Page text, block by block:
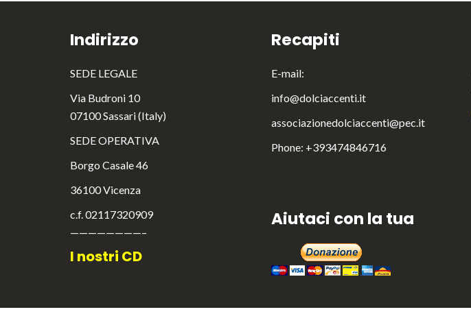
Indirizzo
SEDE LEGALE
Via Budroni 10
07100 Sassari (Italy)
SEDE OPERATIVA
Borgo Casale 46
36100 Vicenza
c.f. 02117320909
————————–
I nostri CD
Recapiti
E-mail:
info@dolciaccenti.it
associazionedolciaccenti@pec.it
Phone: +393474846716
Aiutaci con la tua